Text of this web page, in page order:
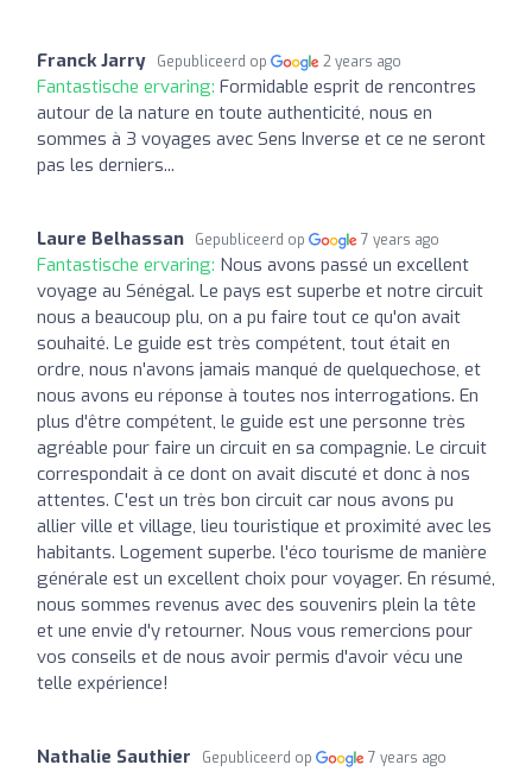
Franck Jarry Gepubliceerd op 2 years ago
Fantastische ervaring: Formidable esprit de rencontres
autour de la nature en toute authenticité, nous en
sommes à 3 voyages avec Sens Inverse et ce ne seront
pas les derniers...
Laure Belhassan Gepubliceerd op 7 years ago
Fantastische ervaring: Nous avons passé un excellent
voyage au Sénégal. Le pays est superbe et notre circuit
nous a beaucoup plu, on a pu faire tout ce qu'on avait
souhaité. Le guide est très compétent, tout était en
ordre, nous n'avons jamais manqué de quelquechose, et
nous avons eu réponse à toutes nos interrogations. En
plus d'être compétent, le guide est une personne très
agréable pour faire un circuit en sa compagnie. Le circuit
correspondait à ce dont on avait discuté et donc à nos
attentes. C'est un très bon circuit car nous avons pu
allier ville et village, lieu touristique et proximité avec les
habitants. Logement superbe. l'éco tourisme de manière
générale est un excellent choix pour voyager. En résumé,
nous sommes revenus avec des souvenirs plein la tête
et une envie d'y retourner. Nous vous remercions pour
vos conseils et de nous avoir permis d'avoir vécu une
telle expérience!
Nathalie Sauthier Gepubliceerd op 7 years ago